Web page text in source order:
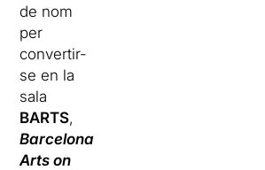
de nom
per
convertir-
se en la
sala
BARTS,
Barcelona
Arts on